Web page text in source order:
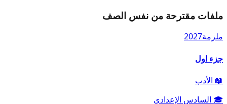
ملفات مقترحة من نفس الصف
ملزمة2027
جزء اول
📖 الأدب
🎓 السادس الإعدادي